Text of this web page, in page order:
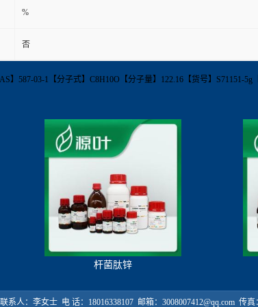
%
否
】587-03-1【分子式】C8H10O【分子量】122.16【货号】S71151-
杆菌肽锌
联系人：李女士 电 话：18016338107 邮箱：3008007412@qq.com 传